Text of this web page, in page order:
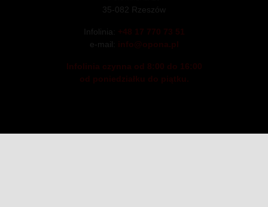
35-082 Rzeszów
Infolinia: +48 17 770 73 51
e-mail: info@opona.pl
Infolinia czynna od 8:00 do 16:00
od poniedziałku do piątku.